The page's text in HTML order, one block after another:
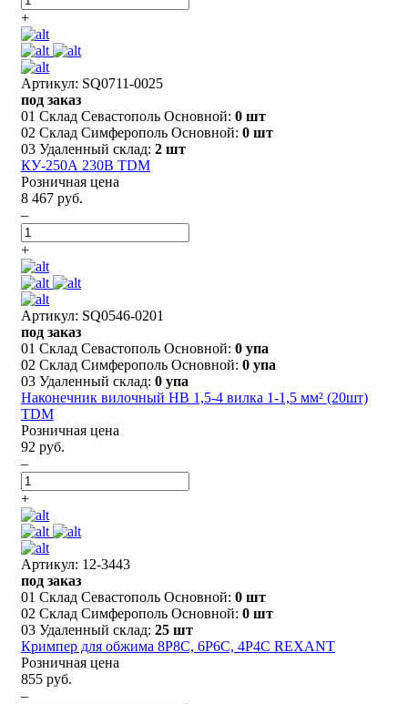
+
Артикул: SQ0711-0025
под заказ
01 Склад Севастополь Основной: 0 шт
02 Склад Симферополь Основной: 0 шт
03 Удаленный склад: 2 шт
КУ-250А 230В TDM
Розничная цена
8 467 руб.
–
+
Артикул: SQ0546-0201
под заказ
01 Склад Севастополь Основной: 0 упа
02 Склад Симферополь Основной: 0 упа
03 Удаленный склад: 0 упа
Наконечник вилочный НВ 1,5-4 вилка 1-1,5 мм² (20шт)
TDM
Розничная цена
92 руб.
–
+
Артикул: 12-3443
под заказ
01 Склад Севастополь Основной: 0 шт
02 Склад Симферополь Основной: 0 шт
03 Удаленный склад: 25 шт
Кримпер для обжима 8P8C, 6P6C, 4P4C REXANT
Розничная цена
855 руб.
–